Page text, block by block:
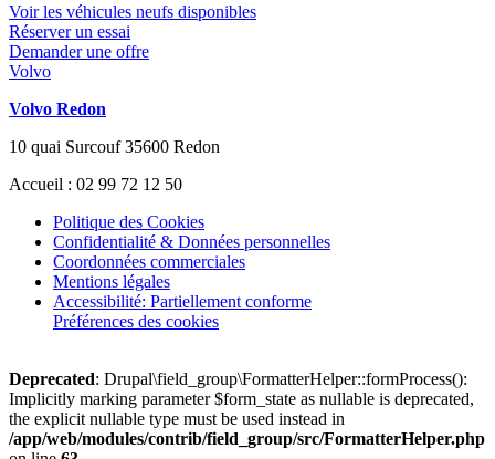
Voir les véhicules neufs disponibles
Réserver un essai
Demander une offre
Volvo
Volvo Redon
10 quai Surcouf 35600 Redon
Accueil : 02 99 72 12 50
Politique des Cookies
Confidentialité & Données personnelles
Coordonnées commerciales
Mentions légales
Accessibilité: Partiellement conforme
Préférences des cookies
Deprecated: Drupal\field_group\FormatterHelper::formProcess():
Implicitly marking parameter $form_state as nullable is deprecated,
the explicit nullable type must be used instead in
/app/web/modules/contrib/field_group/src/FormatterHelper.php